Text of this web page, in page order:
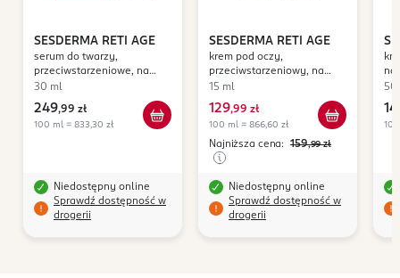
SESDERMA RETI AGE
serum do twarzy,
przeciwstarzeniowe, na
dzień i na noc
30 ml
249,99 zł
100 ml = 833,30 zł
Niedostępny online
Sprawdź dostępność w
drogerii
SESDERMA RETI AGE
krem pod oczy,
przeciwstarzeniowy, na
dzień i na noc
15 ml
129,99 zł
100 ml = 866,60 zł
Najniższa cena: 159,99 zł
Niedostępny online
Sprawdź dostępność w
drogerii
50